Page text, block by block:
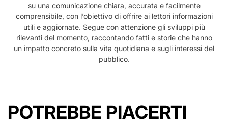
su una comunicazione chiara, accurata e facilmente
comprensibile, con l’obiettivo di offrire ai lettori informazioni
utili e aggiornate. Segue con attenzione gli sviluppi più
rilevanti del momento, raccontando fatti e storie che hanno
un impatto concreto sulla vita quotidiana e sugli interessi del
pubblico.
POTREBBE PIACERTI